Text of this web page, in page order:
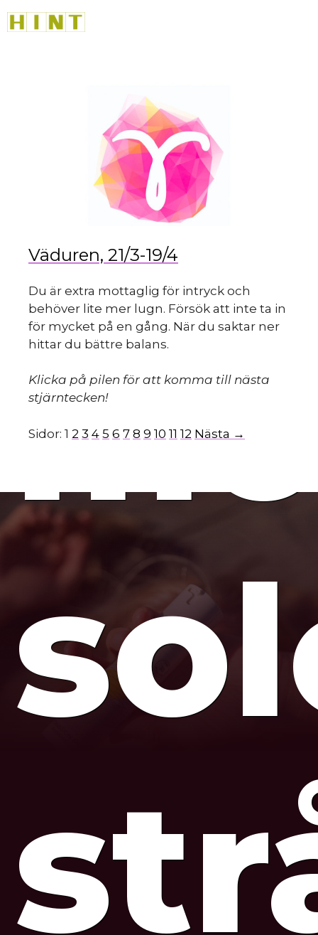
till
Väduren, 21/3-19/4
Du är extra mottaglig för intryck och
behöver lite mer lugn. Försök att inte ta in
för mycket på en gång. När du saktar ner
hittar du bättre balans.
Klicka på pilen för att komma till nästa
stjärntecken!
Sidor: 1 2 3 4 5 6 7 8 9 10 11 12 Nästa →